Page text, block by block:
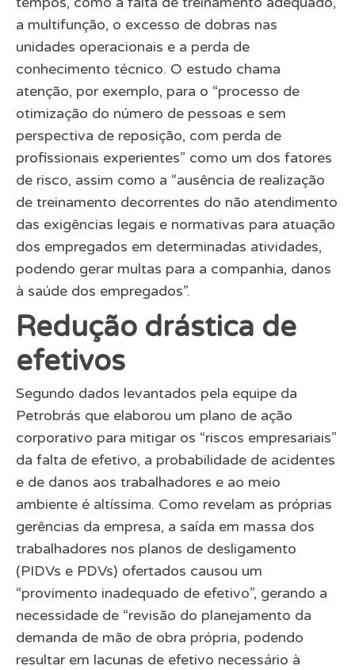
a multifunção, o excesso de dobras nas
unidades operacionais e a perda de
conhecimento técnico. O estudo chama
atenção, por exemplo, para o “processo de
otimização do número de pessoas e sem
perspectiva de reposição, com perda de
profissionais experientes” como um dos fatores
de risco, assim como a “ausência de realização
de treinamento decorrentes do não atendimento
das exigências legais e normativas para atuação
dos empregados em determinadas atividades,
podendo gerar multas para a companhia, danos
à saúde dos empregados”.
Redução drástica de
efetivos
Segundo dados levantados pela equipe da
Petrobrás que elaborou um plano de ação
corporativo para mitigar os “riscos empresariais”
da falta de efetivo, a probabilidade de acidentes
e de danos aos trabalhadores e ao meio
ambiente é altíssima. Como revelam as próprias
gerências da empresa, a saída em massa dos
trabalhadores nos planos de desligamento
(PIDVs e PDVs) ofertados causou um
“provimento inadequado de efetivo”, gerando a
necessidade de “revisão do planejamento da
demanda de mão de obra própria, podendo
resultar em lacunas de efetivo necessário à